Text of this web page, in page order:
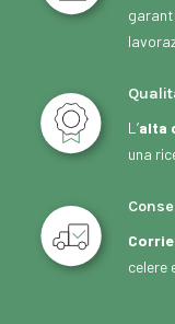
L’alta
una
celere